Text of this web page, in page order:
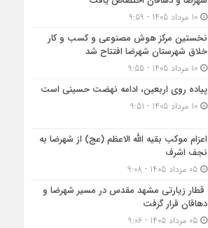
10 مرداد 1405 - 9:59
نخستین مرکز هوش مصنوعی و کسب‌ و کار
خلاق شهرستان شهرضا افتتاح شد
10 مرداد 1405 - 9:55
پیاده روی اربعین، ادامه نهضت حسینی است
10 مرداد 1405 - 9:51
اعزام موکب بقیه الله الاعظم (عج) از شهرضا به
نجف اشرف
05 مرداد 1405 - 9:08
قطار زیارتی مشهد مقدس در مسیر شهرضا و
دهاقان قرار گرفت
05 مرداد 1405 - 9:06